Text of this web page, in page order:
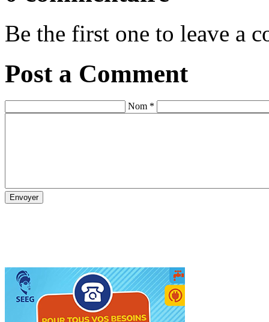
Be the first one to leave a
Post a Comment
Nom *